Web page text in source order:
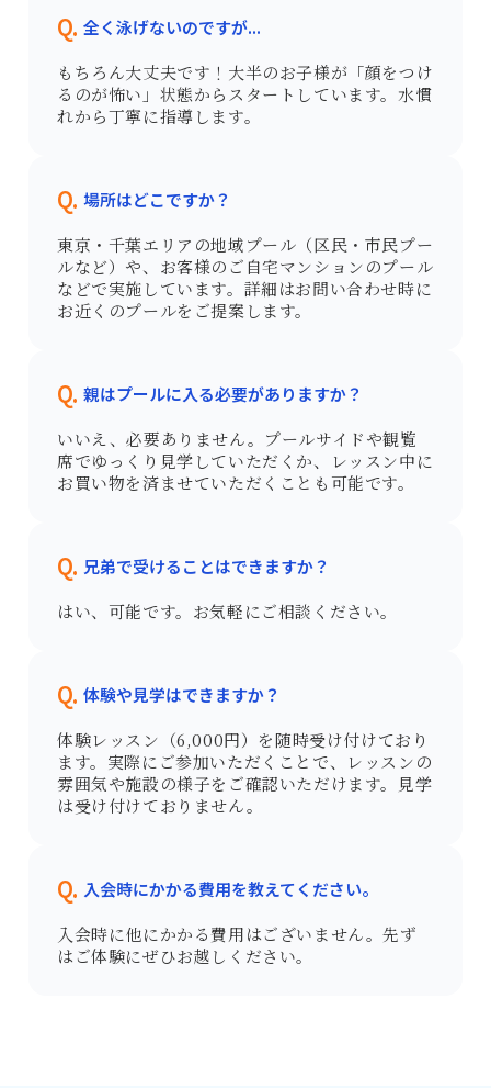
Q. 全く泳げないのですが...
もちろん大丈夫です！大半のお子様が「顔をつけ
るのが怖い」状態からスタートしています。水慣
れから丁寧に指導します。
Q. 場所はどこですか？
東京・千葉エリアの地域プール（区民・市民プー
ルなど）や、お客様のご自宅マンションのプール
などで実施しています。詳細はお問い合わせ時に
お近くのプールをご提案します。
Q. 親はプールに入る必要がありますか？
いいえ、必要ありません。プールサイドや観覧
席でゆっくり見学していただくか、レッスン中に
お買い物を済ませていただくことも可能です。
Q. 兄弟で受けることはできますか？
はい、可能です。お気軽にご相談ください。
Q. 体験や見学はできますか？
体験レッスン（6,000円）を随時受け付けており
ます。実際にご参加いただくことで、レッスンの
雰囲気や施設の様子をご確認いただけます。見学
は受け付けておりません。
Q. 入会時にかかる費用を教えてください。
入会時に他にかかる費用はございません。先ず
はご体験にぜひお越しください。